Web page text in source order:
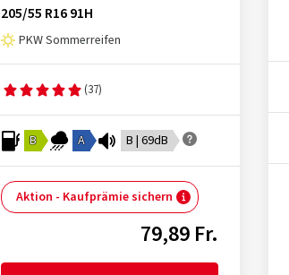
205/55 R16 91H
PKW Sommerreifen
(37)
B A B | 69dB
Aktion - Kaufprämie sichern
79,89 Fr.